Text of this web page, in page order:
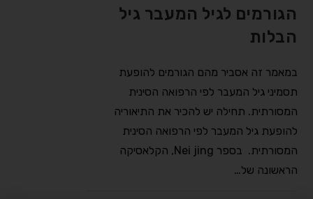
הגורמים לגיל המעבר גיל
הבלות
במאמר זה אסביר מהם הגורמים להופעת
תסמיני גיל המעבר לפי הרפואה הסינית
המסורתית. תחילה יש להכיר את התיאוריה
להופעת גיל המעבר לפי הרפואה הסינית
המסורתית. בספר Nei jing, הקלאסיקה
הראשונה של…